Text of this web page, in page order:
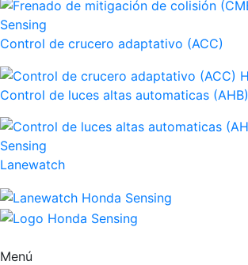
Control de crucero adaptativo (ACC)
Control de luces altas automaticas (AHB)
Lanewatch
Menú